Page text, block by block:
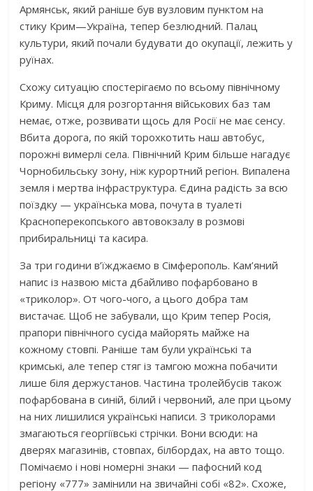
Армянськ, який раніше був вузловим пунктом на
стику Крим—Україна, тепер безлюдний. Палац
культури, який почали будувати до окупації, лежить у
руїнах.
Схожу ситуацію спостерігаємо по всьому північному
Криму. Місця для розгортання військових баз там
немає, отже, розвивати щось для Росії не має сенсу.
Вбита дорога, по якій торохкотить наш автобус,
порожні вимерлі села. Північний Крим більше нагадує
Чорнобильську зону, ніж курортний регіон. Випалена
земля і мертва інфраструктура. Єдина радість за всю
поїздку — українська мова, почута в туалеті
Красноперекопського автовокзалу в розмовi
прибиральниці та касира.
За три години в’їжджаємо в Сімферополь. Кам’яний
напис із назвою міста дбайливо пофарбовано в
«триколор». От чого-чого, а цього добра там
вистачає. Щоб не забували, що Крим тепер Росія,
прапори північного сусіда майорять майже на
кожному стовпі. Раніше там були українські та
кримські, але тепер стяг із тамгою можна побачити
лише біля держустанов. Частина тролейбусів також
пофарбована в синій, білий і червоний, але при цьому
на них лишилися українські написи. З триколорами
змагаються георгіївські стрічки. Вони всюди: на
дверях магазинів, стовпах, білбордах, на авто тощо.
Помічаємо і нові номерні знаки — пафосний код
регіону «777» замінили на звичайні собі «82». Схоже,